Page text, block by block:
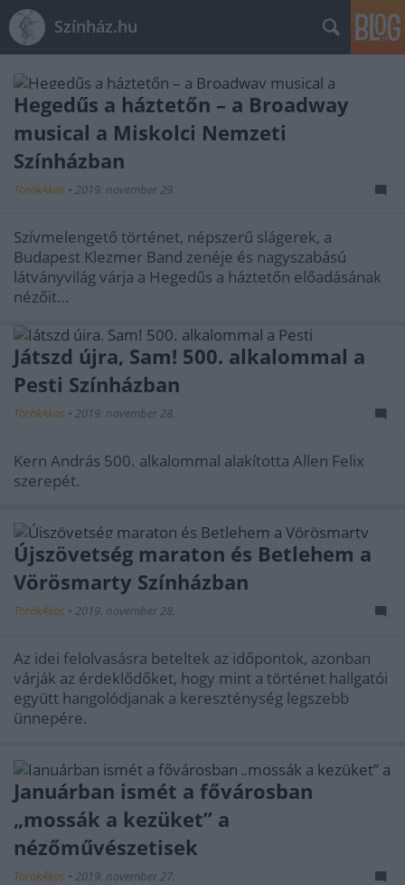
Színház.hu
Hegedűs a háztetőn – a Broadway
musical a Miskolci Nemzeti
Színházban
TörökÁkos • 2019. november 29.
Szívmelengető történet, népszerű slágerek, a
Budapest Klezmer Band zenéje és nagyszabású
látványvilág várja a Hegedűs a háztetőn előadásának
nézőit…
Játszd újra, Sam! 500. alkalommal a
Pesti Színházban
TörökÁkos • 2019. november 28.
Kern András 500. alkalommal alakította Allen Felix
szerepét.
Újszövetség maraton és Betlehem a
Vörösmarty Színházban
TörökÁkos • 2019. november 28.
Az idei felolvasásra beteltek az időpontok, azonban
várják az érdeklődőket, hogy mint a történet hallgatói
együtt hangolódjanak a kereszténység legszebb
ünnepére.
Januárban ismét a fővárosban
„mossák a kezüket” a
nézőművészetisek
TörökÁkos • 2019. november 27.